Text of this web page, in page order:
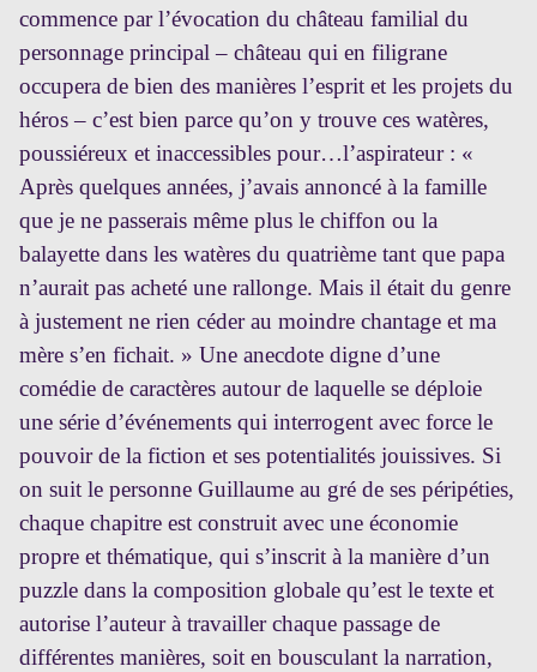
commence par l’évocation du château familial du
personnage principal – château qui en filigrane
occupera de bien des manières l’esprit et les projets du
héros – c’est bien parce qu’on y trouve ces watères,
poussiéreux et inaccessibles pour…l’aspirateur : «
Après quelques années, j’avais annoncé à la famille
que je ne passerais même plus le chiffon ou la
balayette dans les watères du quatrième tant que papa
n’aurait pas acheté une rallonge. Mais il était du genre
à justement ne rien céder au moindre chantage et ma
mère s’en fichait. » Une anecdote digne d’une
comédie de caractères autour de laquelle se déploie
une série d’événements qui interrogent avec force le
pouvoir de la fiction et ses potentialités jouissives. Si
on suit le personne Guillaume au gré de ses péripéties,
chaque chapitre est construit avec une économie
propre et thématique, qui s’inscrit à la manière d’un
puzzle dans la composition globale qu’est le texte et
autorise l’auteur à travailler chaque passage de
différentes manières, soit en bousculant la narration,